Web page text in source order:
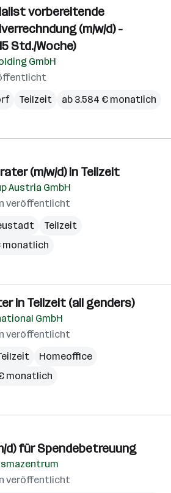
vorbereitende
(m/w/d) -
Std./Woche)
GmbH
Teilzeit ab 3.584 € monatlich
(m/w/d) in Teilzeit
Austria GmbH
veröffentlicht
Teilzeit
monatlich
in Teilzeit (all genders)
GmbH
veröffentlicht
Homeoffice
monatlich
d) für Spendebetreuung
veröffentlicht